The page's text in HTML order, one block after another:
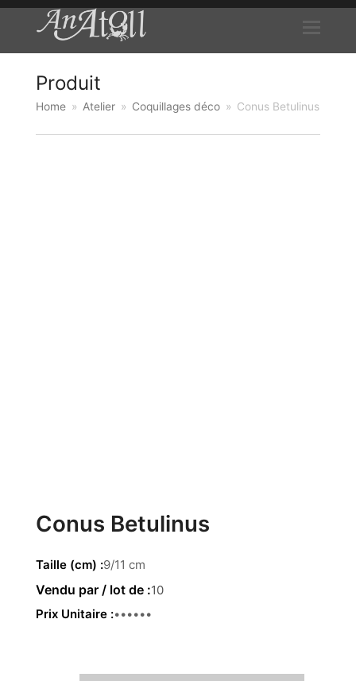
Produit
Home » Atelier » Coquillages déco » Conus Betulinus
Conus Betulinus
Taille (cm) 9/11 cm
10
Prix Unitaire 6.56 €